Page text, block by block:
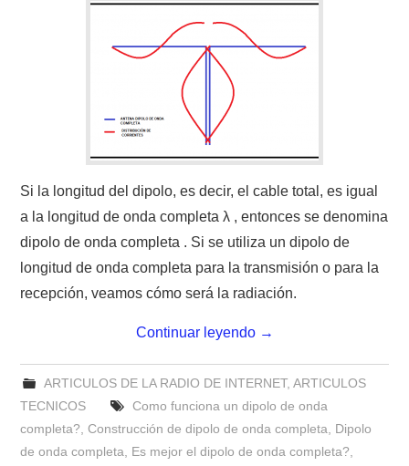
LITERATURA DE LA RADIO
MIEMBROS ORIGINALES
MODOS DIGITALES
NUESTRAS ACTIVIDADES !
RADIOAFICIONADOS EN MEXICO
Si la longitud del dipolo, es decir, el cable total, es igual
a la longitud de onda completa λ , entonces se denomina
dipolo de onda completa . Si se utiliza un dipolo de
longitud de onda completa para la transmisión o para la
recepción, veamos cómo será la radiación.
Continuar leyendo →
ARTICULOS DE LA RADIO DE INTERNET, ARTICULOS
TECNICOS
Como funciona un dipolo de onda
completa?,Construcción de dipolo de onda completa, Dipolo
de onda completa, Es mejor el dipolo de onda completa?,